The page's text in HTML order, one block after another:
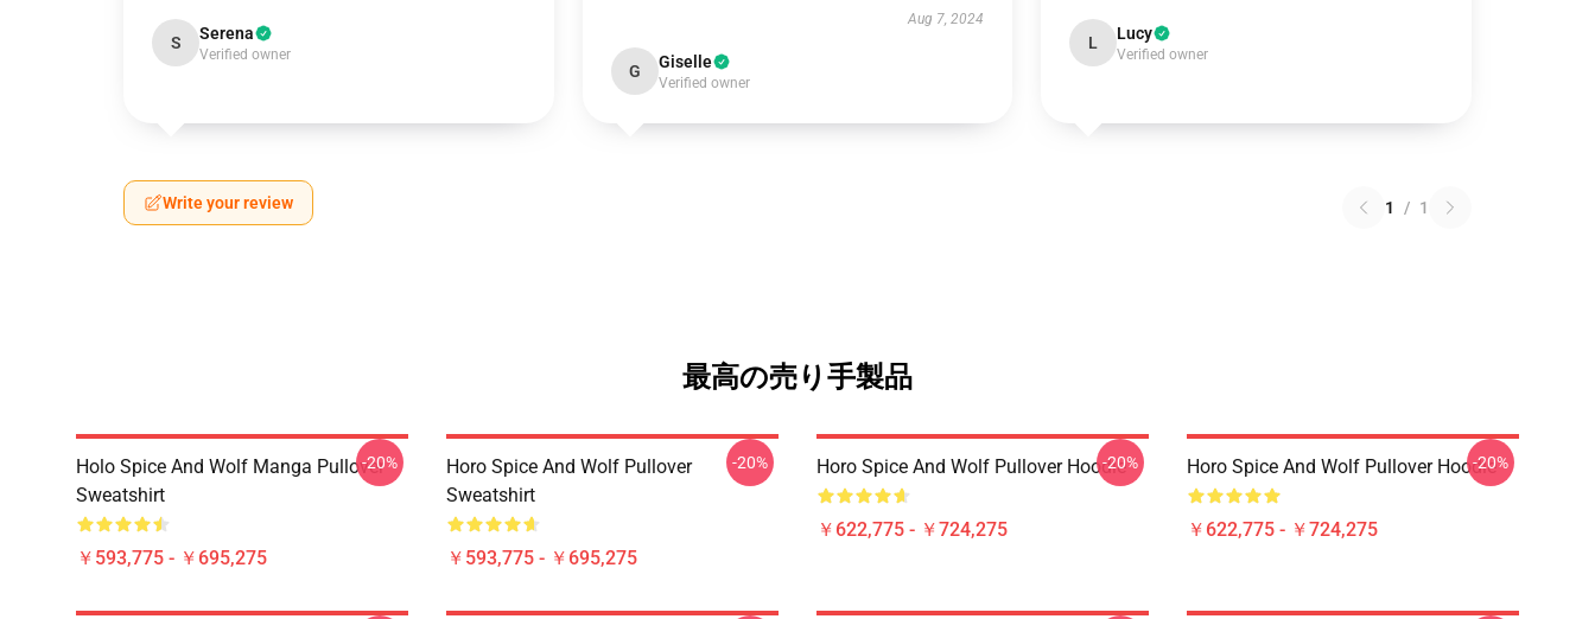
S Serena
Verified owner
Aug 7, 2024
G Giselle
Verified owner
L Lucy
Verified owner
Write your review 1 / 1
最高の売り手製品
Holo Spice And Wolf Manga Pullover
Sweatshirt
￥593,775 - ￥695,275
-20%
Horo Spice And Wolf Pullover
Sweatshirt
￥593,775 - ￥695,275
-20% Horo Spice And Wolf Pullover Hoodie
￥622,775 - ￥724,275
-20% Horo Spice And Wolf Pullover Hoodie
￥622,775 - ￥724,275
-20%